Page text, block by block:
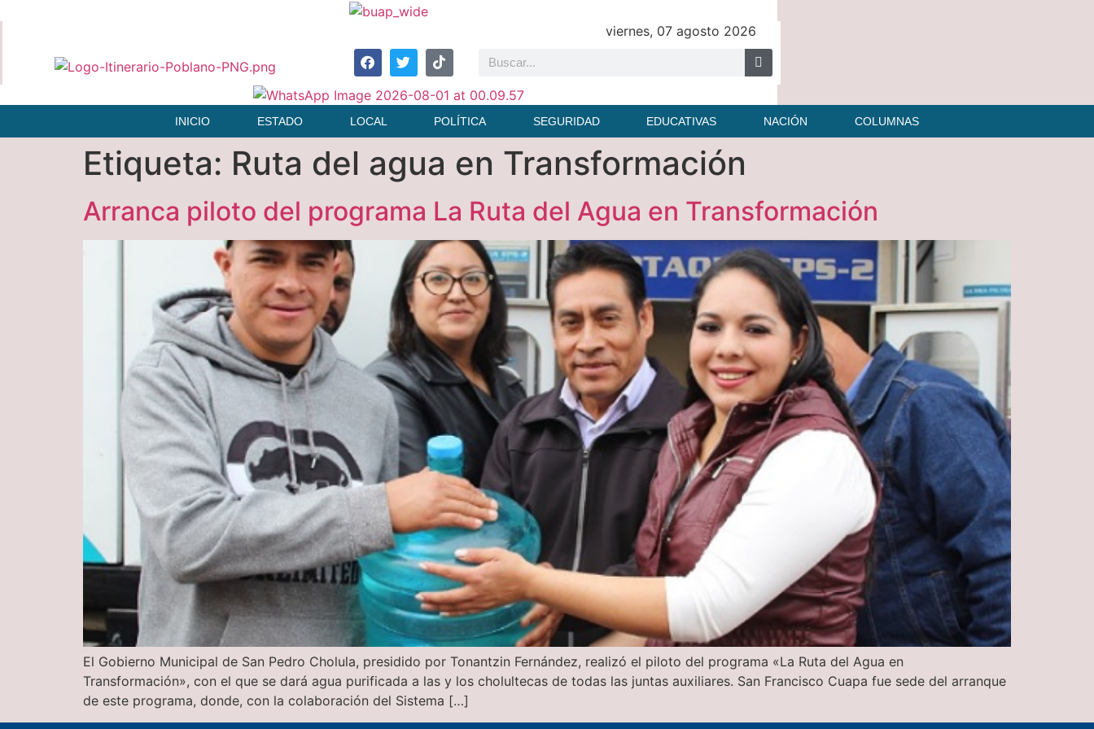
viernes, 07 agosto 2026
INICIO ESTADO LOCAL POLÍTICA SEGURIDAD EDUCATIVAS NACIÓN COLUMNAS
Etiqueta: Ruta del agua en Transformación
Arranca piloto del programa La Ruta del Agua en Transformación
El Gobierno Municipal de San Pedro Cholula, presidido por Tonantzin Fernández, realizó el piloto del programa «La Ruta del Agua en
Transformación», con el que se dará agua purificada a las y los cholultecas de todas las juntas auxiliares. San Francisco Cuapa fue sede del arranque
de este programa, donde, con la colaboración del Sistema […]